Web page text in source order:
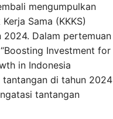
mengumpulkan
Sama (KKKS)
2024. Dalam pertemuan
Investment for
in Indonesia
tantangan di tahun 2024
tantangan